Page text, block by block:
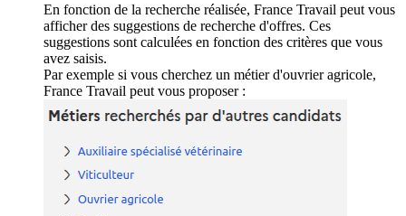
En fonction de la recherche réalisée, France Travail peut vous
afficher des suggestions de recherche d'offres. Ces
suggestions sont calculées en fonction des critères que vous
avez saisis.
Par exemple si vous cherchez un métier d'ouvrier agricole,
France Travail peut vous proposer :